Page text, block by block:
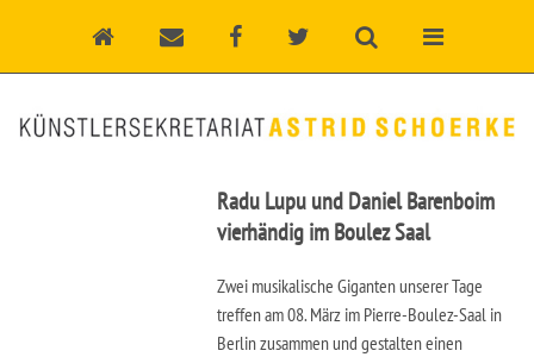
Radu Lupu und Daniel Barenboim
vierhändig im Boulez Saal
Zwei musikalische Giganten unserer Tage
treffen am 08. März im Pierre-Boulez-Saal in
Berlin zusammen und gestalten einen